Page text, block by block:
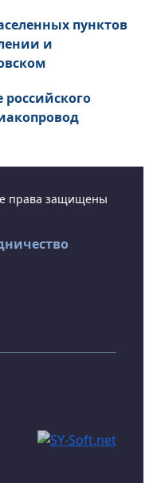
пунктов
и
российского
права защищены